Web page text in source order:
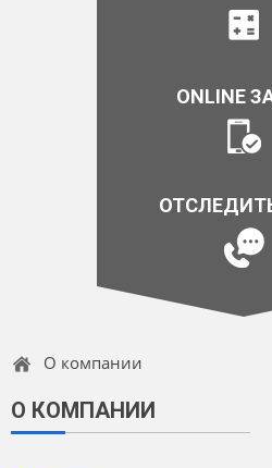
ONLINE
О компании
О КОМПАНИИ